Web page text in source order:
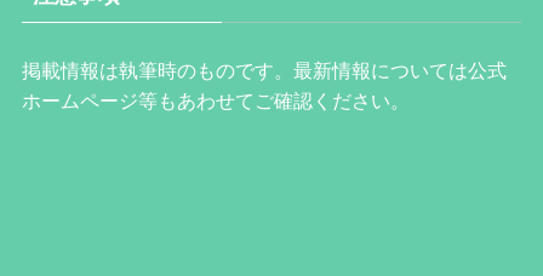
掲載情報は執筆時のものです。最新情報については公式
ホームページ等もあわせてご確認ください。